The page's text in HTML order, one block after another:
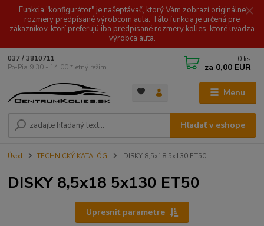
Funkcia "konfigurátor" je našeptávač, ktorý Vám zobrazí originálne
rozmery predpísané výrobcom auta. Táto funkcia je určená pre
zákazníkov, ktorí preferujú iba predpísané rozmery kolies, ktoré uvádza
výrobca auta.
Menu
Hľadať v eshope
037 / 3810711
Po-Pia 9.30 - 14.00 *letný režim
0 ks
za 0,00 EUR
Úvod TECHNICKÝ KATALÓG DISKY 8,5x18 5x130 ET50
DISKY 8,5x18 5x130 ET50
Upresniť parametre